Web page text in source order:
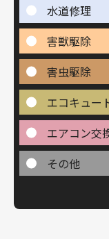
水道修理
害獣駆除
害虫駆除
エコキュー
エアコン交
その他